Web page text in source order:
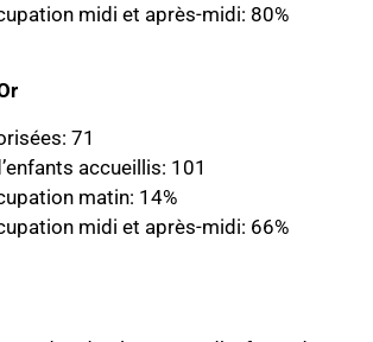
midi et après-midi: 80%
71
accueillis: 101
matin: 14%
midi et après-midi: 66%